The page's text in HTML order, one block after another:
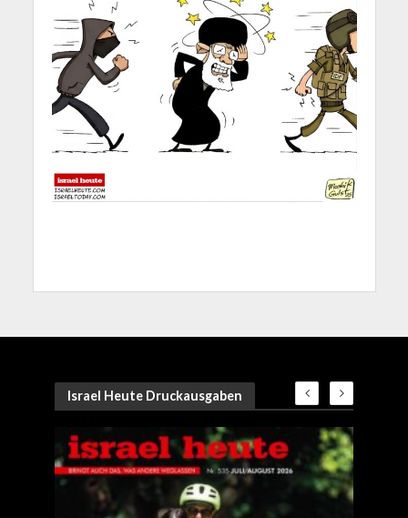
Israel Heute Druckausgaben